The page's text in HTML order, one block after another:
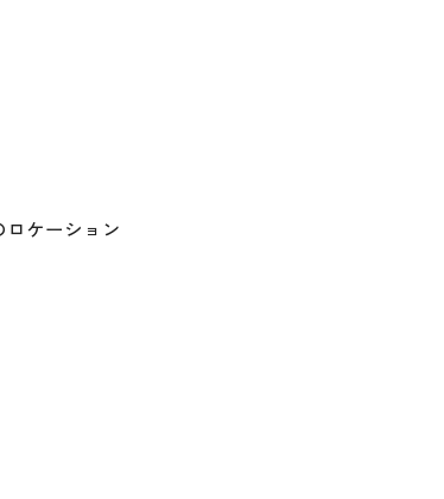
ケーション